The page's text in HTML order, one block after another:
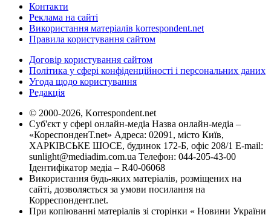
Контакти
Реклама на сайті
Використання матеріалів korrespondent.net
Правила користування сайтом
Договір користування сайтом
Політика у сфері конфіденційності і персональних даних
Угода щодо користування
Редакція
© 2000-2026, Korrespondent.net
Суб'єкт у сфері онлайн-медіа Назва онлайн-медіа –
«КореспонденТ.net» Адреса: 02091, місто Київ,
ХАРКІВСЬКЕ ШОСЕ, будинок 172-Б, офіс 208/1 E-mail:
sunlight@mediadim.com.ua Телефон: 044-205-43-00
Ідентифікатор медіа – R40-06068
Використання будь-яких матеріалів, розміщених на
сайті, дозволяється за умови посилання на
Корреспондент.net.
При копіюванні матеріалів зі сторінки « Новини України